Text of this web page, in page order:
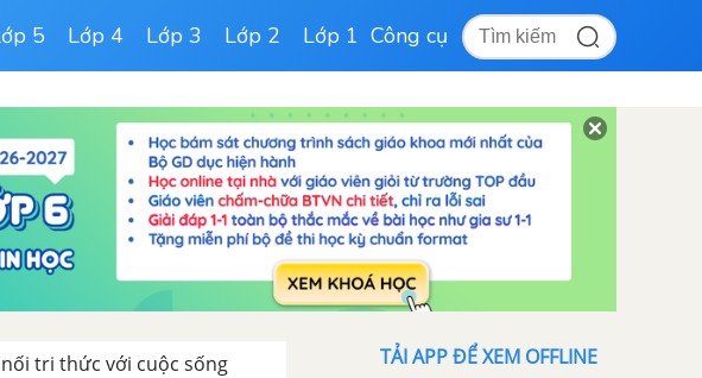
5 Lớp 4 Lớp 3 Lớp 2 Lớp 1 Công cụ
nối tri thức với cuộc sống TẢI APP ĐỂ XEM OFFLINE